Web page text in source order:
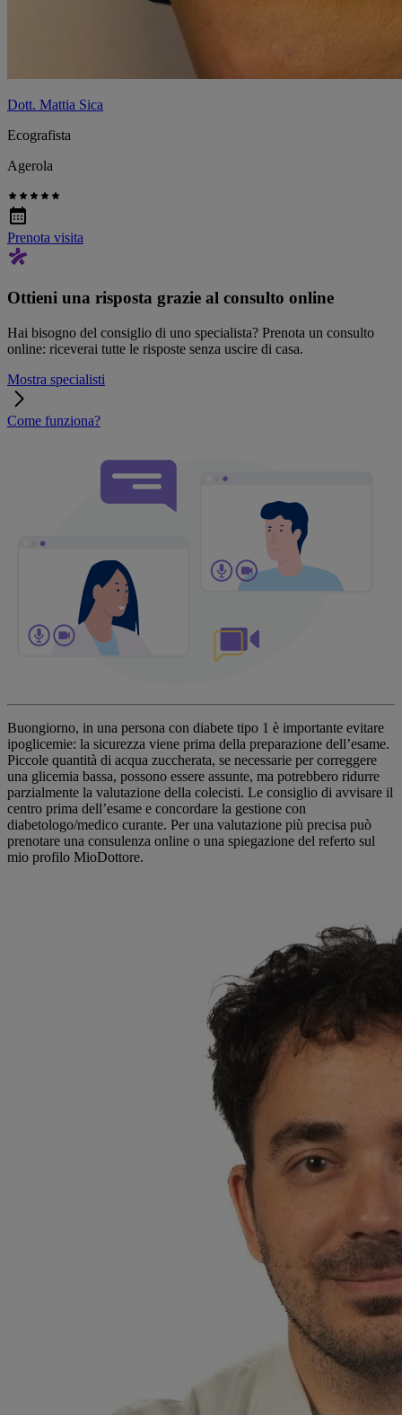
Dott. Mattia Sica
Ecografista
Agerola
Prenota visita
Ottieni una risposta grazie al consulto online
Hai bisogno del consiglio di uno specialista? Prenota un consulto
online: riceverai tutte le risposte senza uscire di casa.
Mostra specialisti
Come funziona?
Buongiorno, in una persona con diabete tipo 1 è importante evitare
ipoglicemie: la sicurezza viene prima della preparazione dell’esame.
Piccole quantità di acqua zuccherata, se necessarie per correggere
una glicemia bassa, possono essere assunte, ma potrebbero ridurre
parzialmente la valutazione della colecisti. Le consiglio di avvisare il
centro prima dell’esame e concordare la gestione con
diabetologo/medico curante. Per una valutazione più precisa può
prenotare una consulenza online o una spiegazione del referto sul
mio profilo MioDottore.